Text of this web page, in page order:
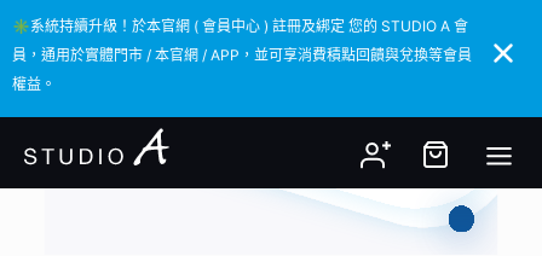
✳️系統持續升級！於本官網 ( 會員中心 ) 註冊及綁定 您的 STUDIO A 會
員，通用於實體門市 / 本官網 / APP，並可享消費積點回饋與兌換等會員
權益。
✳️系統持續升級！於本官網 ( 會員中心 ) 註冊及綁定 您的 STUDIO A 會
員，通用於實體門市 / 本官網 / APP，並可享消費積點回饋與兌換等會員
權益。